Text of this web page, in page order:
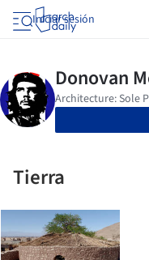
Iniciar sesión
Tierra